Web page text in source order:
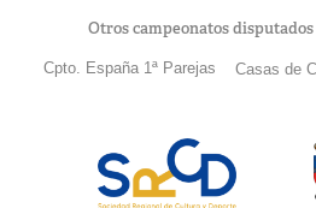
Otros campeonatos
Cpto. España 1ª Parejas Casas de